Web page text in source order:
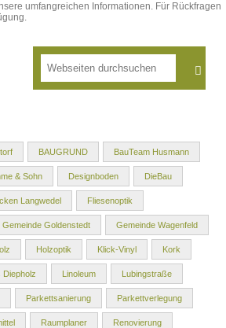
umfangreichen Informationen. Für Rückfragen
BAUGRUND BauTeam Husmann
& Sohn Designboden DieBau
Langwedel Fliesenoptik
Gemeinde Goldenstedt Gemeinde Wagenfeld
Holzoptik Klick-Vinyl Kork
Diepholz Linoleum Lubingstraße
Parkettsanierung Parkettverlegung
Raumplaner Renovierung